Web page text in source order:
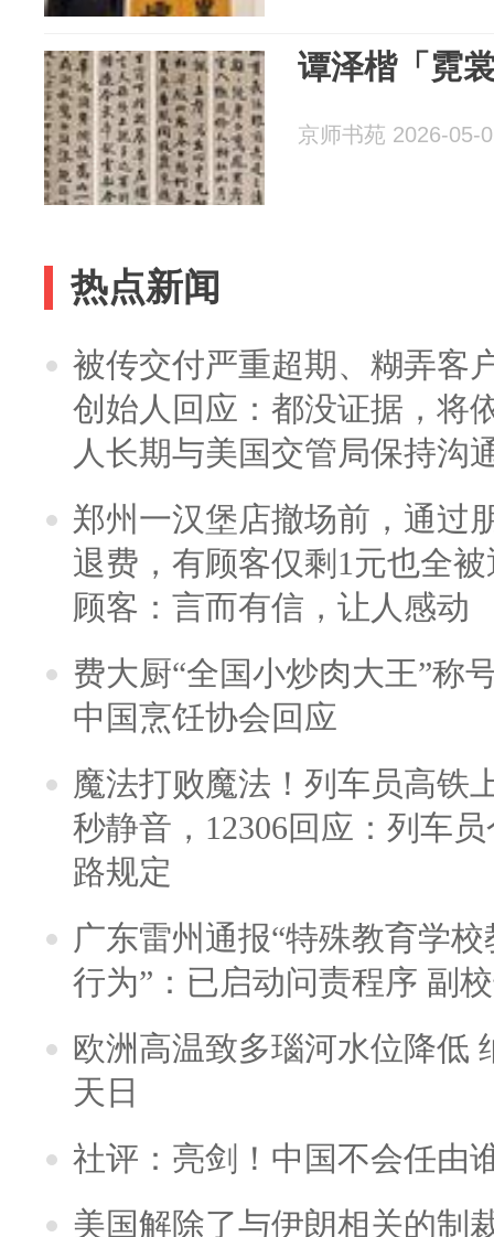
谭泽楷「霓
京师书苑 2026-05-
热点新闻
被传交付严重超期、糊弄客
创始人回应：都没证据，将
人长期与美国交管局保持沟
郑州一汉堡店撤场前，通过
退费，有顾客仅剩1元也全
顾客：言而有信，让人感动
费大厨“全国小炒肉大王”称
中国烹饪协会回应
魔法打败魔法！列车员高铁
秒静音，12306回应：列车
路规定
广东雷州通报“特殊教育学
行为”：已启动问责程序 副
欧洲高温致多瑙河水位降低
天日
社评：亮剑！中国不会任由
美国解除了与伊朗相关的制